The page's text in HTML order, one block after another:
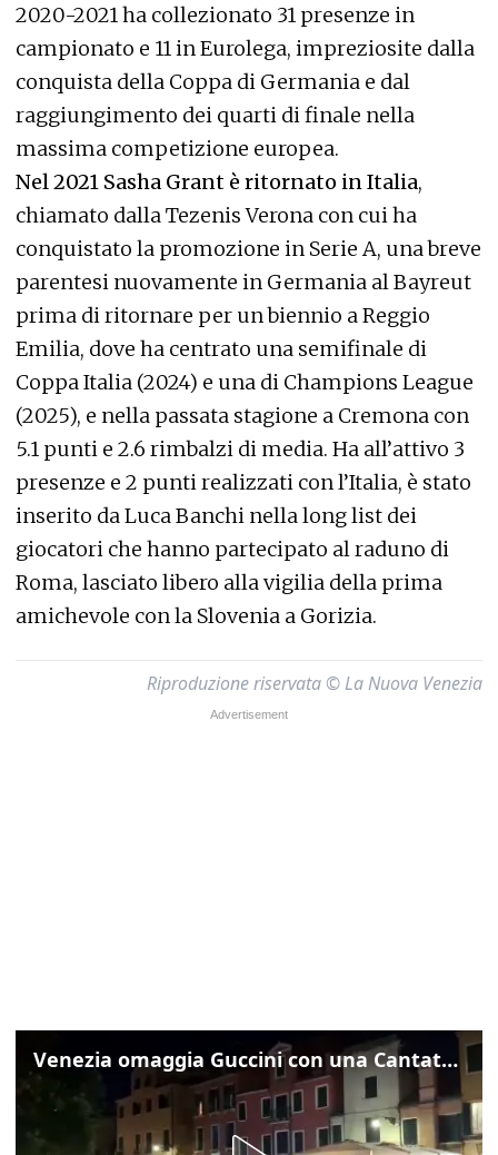
2020-2021 ha collezionato 31 presenze in
campionato e 11 in Eurolega, impreziosite dalla
conquista della Coppa di Germania e dal
raggiungimento dei quarti di finale nella
massima competizione europea.
Nel 2021 Sasha Grant è ritornato in Italia,
chiamato dalla Tezenis Verona con cui ha
conquistato la promozione in Serie A, una breve
parentesi nuovamente in Germania al Bayreut
prima di ritornare per un biennio a Reggio
Emilia, dove ha centrato una semifinale di
Coppa Italia (2024) e una di Champions League
(2025), e nella passata stagione a Cremona con
5.1 punti e 2.6 rimbalzi di media. Ha all’attivo 3
presenze e 2 punti realizzati con l’Italia, è stato
inserito da Luca Banchi nella long list dei
giocatori che hanno partecipato al raduno di
Roma, lasciato libero alla vigilia della prima
amichevole con la Slovenia a Gorizia.
Riproduzione riservata © La Nuova Venezia
Venezia omaggia Guccini con una Cantata Anarchica in campo Santa Margherita